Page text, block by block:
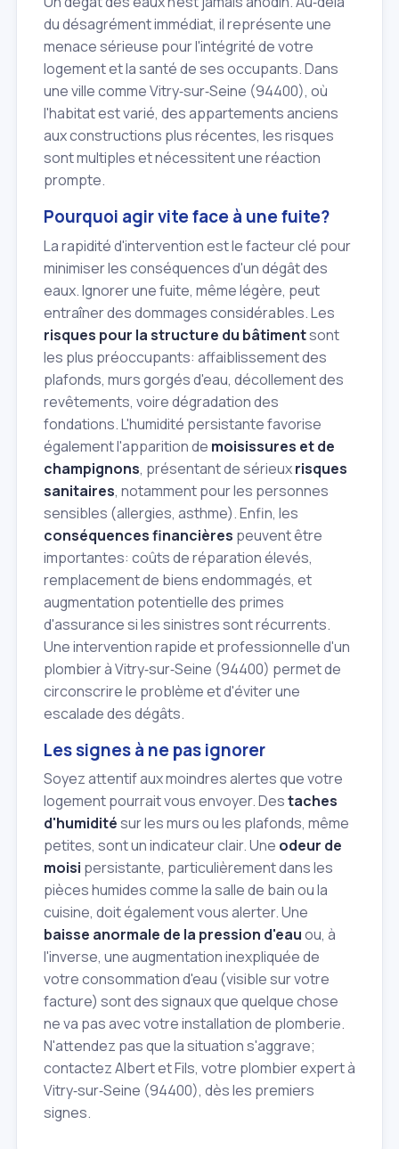
du désagrément immédiat, il représente une
menace sérieuse pour l'intégrité de votre
logement et la santé de ses occupants. Dans
une ville comme Vitry‑sur‑Seine (94400), où
l'habitat est varié, des appartements anciens
aux constructions plus récentes, les risques
sont multiples et nécessitent une réaction
prompte.
Pourquoi agir vite face à une fuite?
La rapidité d'intervention est le facteur clé pour
minimiser les conséquences d'un dégât des
eaux. Ignorer une fuite, même légère, peut
entraîner des dommages considérables. Les
risques pour la structure du bâtimentsont
les plus préoccupants: affaiblissement des
plafonds, murs gorgés d'eau, décollement des
revêtements, voire dégradation des
fondations. L'humidité persistante favorise
également l'apparition de moisissures et de
champignons, présentant de sérieuxrisques
sanitaires, notamment pour les personnes
sensibles (allergies, asthme). Enfin, les
conséquences financières peuvent être
importantes: coûts de réparation élevés,
remplacement de biens endommagés, et
augmentation potentielle des primes
d'assurance si les sinistres sont récurrents.
Une intervention rapide et professionnelle d'un
plombier à Vitry‑sur‑Seine (94400) permet de
circonscrire le problème et d'éviter une
escalade des dégâts.
Les signes à ne pas ignorer
Soyez attentif aux moindres alertes que votre
logement pourrait vous envoyer. Destaches
d'humiditésur les murs ou les plafonds, même
petites, sont un indicateur clair. Une odeur de
moisi persistante, particulièrement dans les
pièces humides comme la salle de bain ou la
cuisine, doit également vous alerter. Une
baisse anormale de la pression d'eauou, à
l'inverse, une augmentation inexpliquée de
votre consommation d'eau (visible sur votre
facture) sont des signaux que quelque chose
ne va pas avec votre installation de plomberie.
N'attendez pas que la situation s'aggrave;
contactez Albert et Fils, votre plombier expert à
Vitry‑sur‑Seine (94400), dès les premiers
signes.